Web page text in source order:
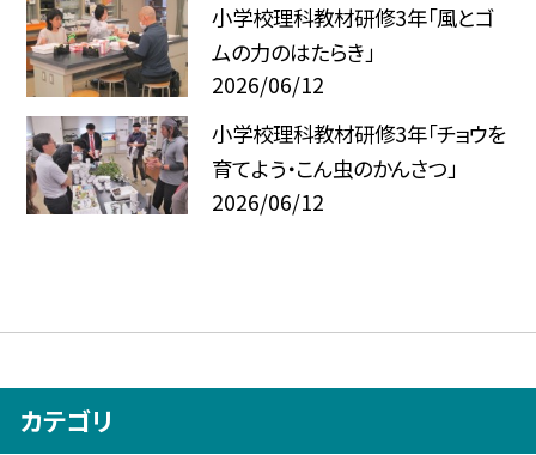
小学校理科教材研修3年「風とゴ
ムの力のはたらき」
2026/06/12
小学校理科教材研修3年「チョウを
育てよう・こん虫のかんさつ」
2026/06/12
カテゴリ